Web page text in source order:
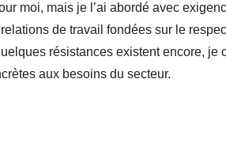
moi, mais je l’ai abordé avec
relations de travail fondées sur le
résistances existent encore, je
aux besoins du secteur.